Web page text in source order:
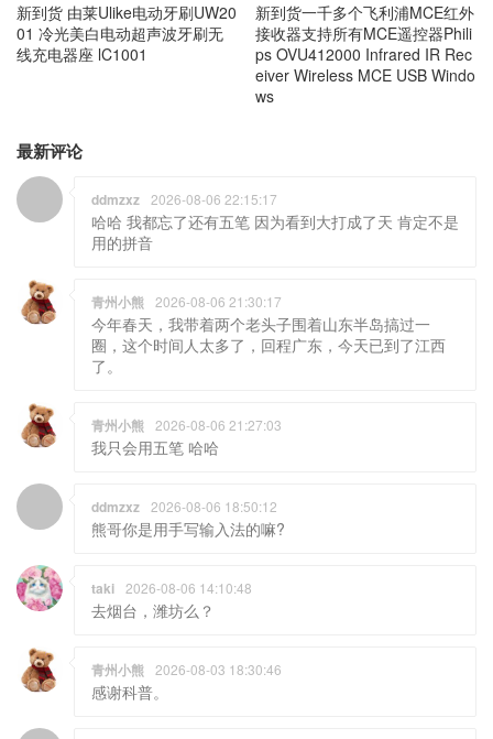
新到货 由莱Ulike电动牙刷UW20
01 冷光美白电动超声波牙刷无
线充电器座 lC1001
新到货一千多个飞利浦MCE红外
接收器支持所有MCE遥控器Phili
ps OVU412000 Infrared IR Rec
eiver Wireless MCE USB Windo
ws
最新评论
ddmzxz 2026-08-06 22:15:17
哈哈 我都忘了还有五笔 因为看到大打成了天 肯定不是
用的拼音
青州小熊 2026-08-06 21:30:17
今年春天，我带着两个老头子围着山东半岛搞过一
圈，这个时间人太多了，回程广东，今天已到了江西
了。
青州小熊 2026-08-06 21:27:03
我只会用五笔 哈哈
ddmzxz 2026-08-06 18:50:12
熊哥你是用手写输入法的嘛?
taki 2026-08-06 14:10:48
去烟台，潍坊么？
青州小熊 2026-08-03 18:30:46
感谢科普。